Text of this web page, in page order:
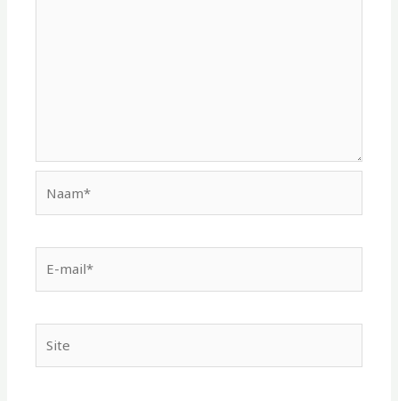
mail*